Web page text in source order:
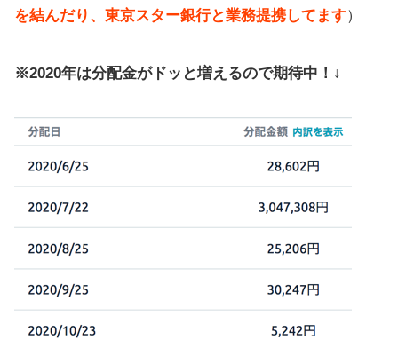
を結んだり、東京スター銀行と業務提携してます）
※2020年は分配金がドッと増えるので期待中！↓